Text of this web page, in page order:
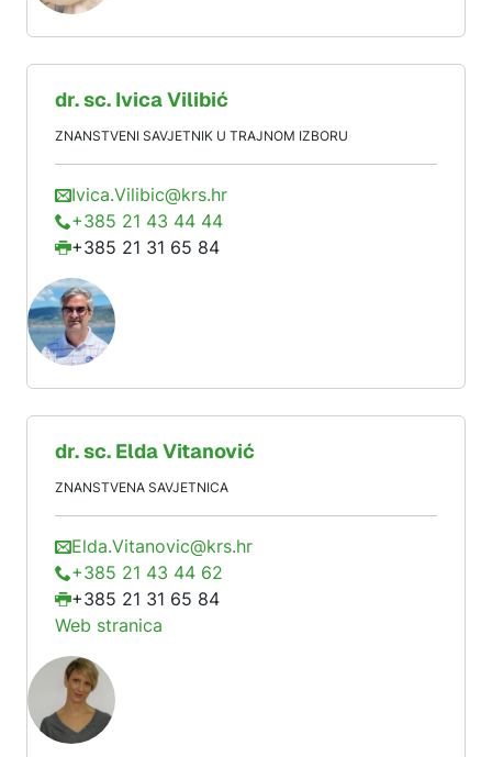
dr. sc. IvicaVilibić
ZNANSTVENI SAVJETNIK U TRAJNOM IZBORU
Ivica.Vilibic@krs.hr
+385 21 43 44 44
+385 21 31 65 84
dr. sc. EldaVitanović
ZNANSTVENA SAVJETNICA
Elda.Vitanovic@krs.hr
+385 21 43 44 62
+385 21 31 65 84
Web stranica